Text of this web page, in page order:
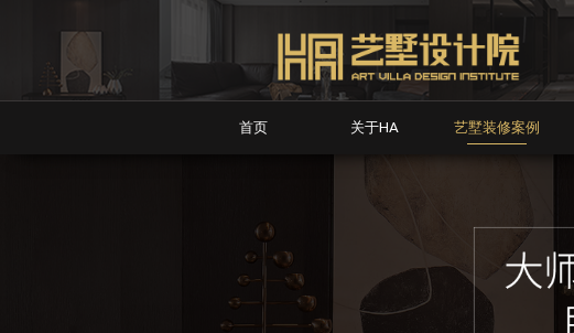
首页 关于HA 艺墅装修案例